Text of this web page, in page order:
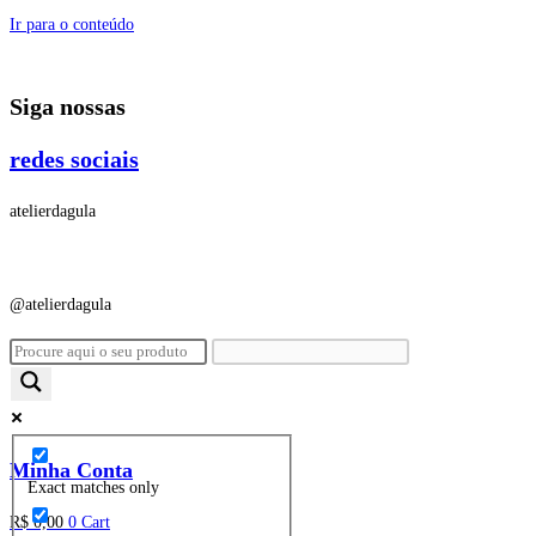
Ir para o conteúdo
Siga nossas
redes sociais
atelierdagula
@atelierdagula
Exact matches only
Minha Conta
R$ 0,00 0 Cart